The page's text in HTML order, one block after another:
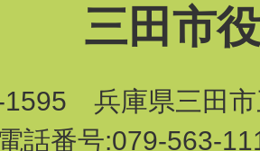
三田市
1595 兵庫県三田市
電話番号:079-563-